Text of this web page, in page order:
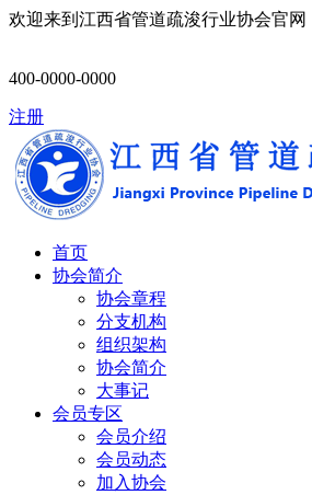
欢迎来到江西省管道疏浚行业协会官网
400-0000-0000
注册
首页
协会简介
协会章程
分支机构
组织架构
协会简介
大事记
会员专区
会员介绍
会员动态
加入协会